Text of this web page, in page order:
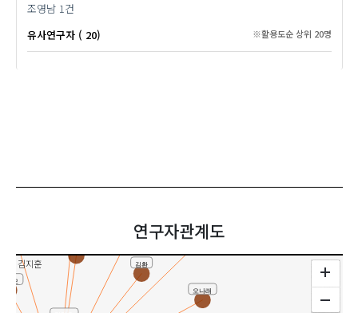
조영남 1건
유사연구자 ( 20)
※활용도순 상위 20명
연구자관계도
김지훈 김환
권혁철
오나래